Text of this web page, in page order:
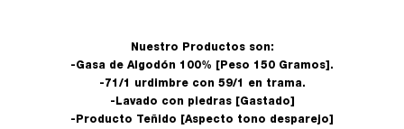
Nuestro Productos son:
-Gasa de Algodón 100% [Peso 150 Gramos].
-71/1 urdimbre con 59/1 en trama.
-Lavado con piedras [Gastado]
-Producto Teñido [Aspecto tono desparejo]